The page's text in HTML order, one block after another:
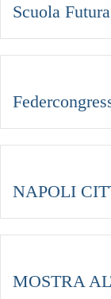
Scuola
NAPOLI
MOSTRA